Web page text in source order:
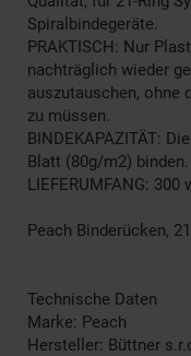
Spiralbindegeräte.
PRAKTISCH: Nur
nachträglich wieder
auszutauschen, ohne
zu müssen.
BINDEKAPAZITÄT:
Blatt (80g/m2) binden.
LIEFERUMFANG:
Peach Binderücken,
Technische Daten
Marke: Peach
Hersteller: Büttner